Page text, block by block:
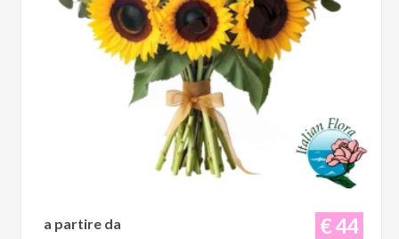
€ 44
a partire da